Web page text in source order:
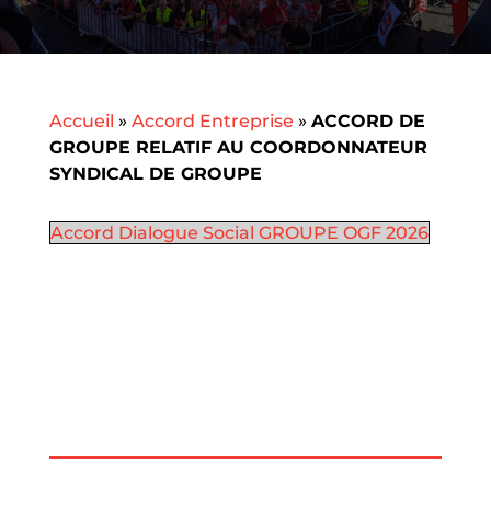
Accueil » Accord Entreprise » ACCORD DE
GROUPE RELATIF AU COORDONNATEUR
SYNDICAL DE GROUPE
Accord Dialogue Social GROUPE OGF 2026